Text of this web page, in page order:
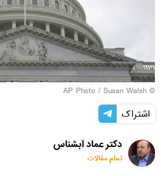
© AP Photo / Susan Walsh
اشتراک
دکتر عماد آبشناس
تمام مقالات